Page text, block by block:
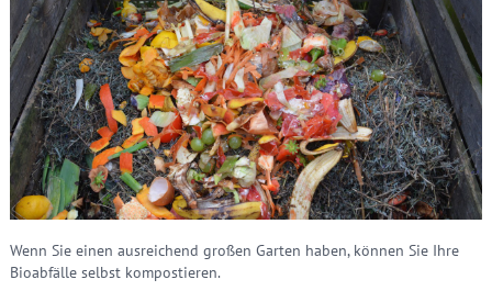
Wenn Sie einen ausreichend großen Garten haben, können Sie Ihre
Bioabfälle selbst kompostieren.